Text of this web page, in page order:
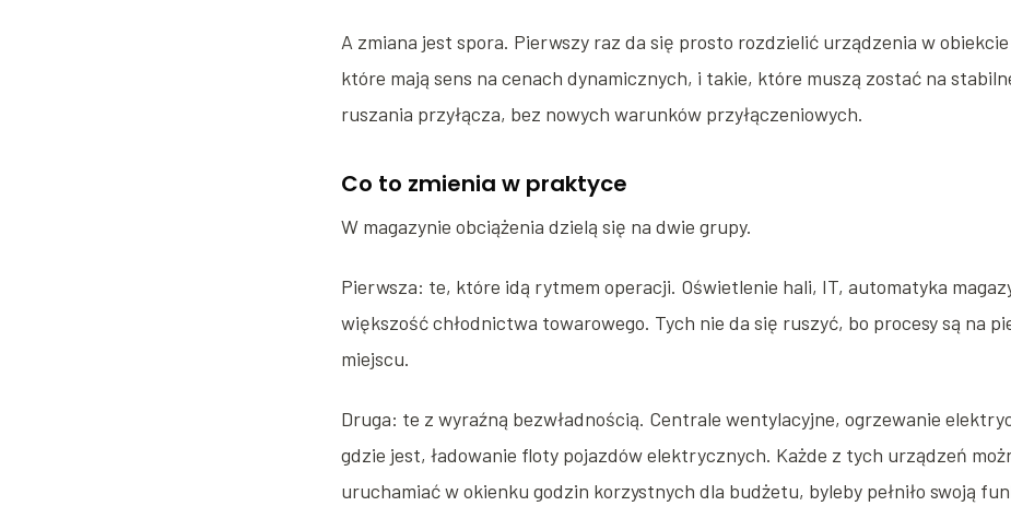
A zmiana jest spora. Pierwszy raz da się prosto rozdzielić urządzenia w
które mają sens na cenach dynamicznych, i takie, które muszą zostać na
ruszania przyłącza, bez nowych warunków przyłączeniowych.
Co to zmienia w praktyce
W magazynie obciążenia dzielą się na dwie grupy.
Pierwsza: te, które idą rytmem operacji. Oświetlenie hali, IT, automatyka
większość chłodnictwa towarowego. Tych nie da się ruszyć, bo procesy są na
miejscu.
Druga: te z wyraźną bezwładnością. Centrale wentylacyjne, ogrzewanie
gdzie jest, ładowanie floty pojazdów elektrycznych. Każde z tych urządzeń
uruchamiać w okienku godzin korzystnych dla budżetu, byleby pełniło swoją